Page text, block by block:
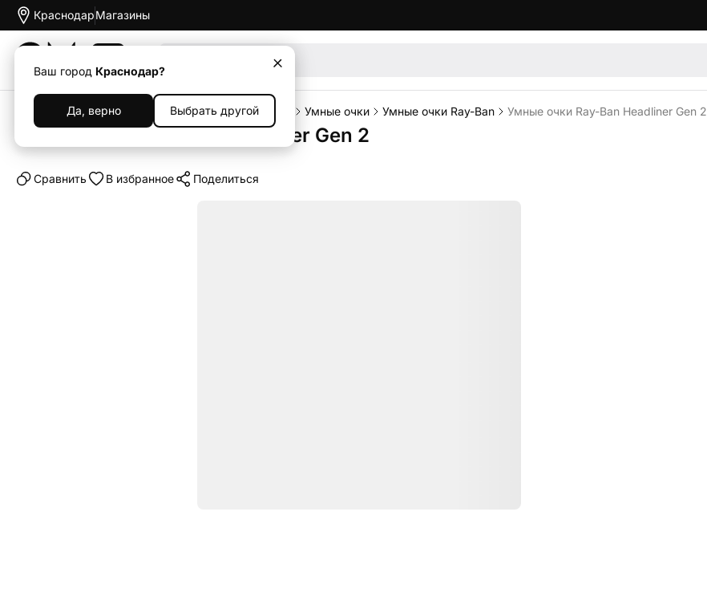
Краснодар
Ваш город Краснодар?
Да, верно Выбрать другой
Магазины
Каталог Гаджеты Умные устройства Умные очки Умные очки Ray-Ban Умные очки Ray-Ban Headliner Gen 2
Умные очки Ray-Ban Headliner Gen 2
Cравнить В избранное Поделиться